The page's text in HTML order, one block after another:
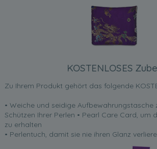
KOSTENLOSES
Zu Ihrem Produkt gehört das folgende
• Weiche und seidige
Schützen Ihrer Perlen • Pearl Care Card, um
zu erhalten
• Perlentuch, damit sie nie ihren Glanz